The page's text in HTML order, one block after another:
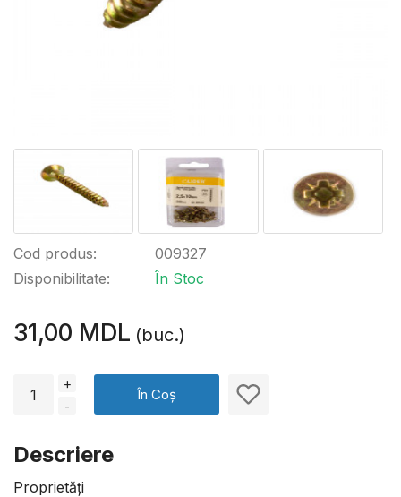
Cod produs:
Disponibilitate:
009327
În Stoc
31,00 MDL (buc.)
+
-
În Coș
Descriere
Proprietăți